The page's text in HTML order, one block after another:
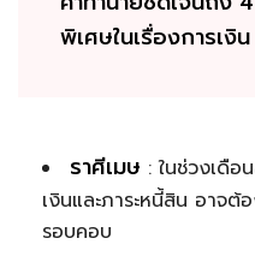
พิเศษในเรื่องการเงิน
ราศีเมษ : ในช่วงเดื
เงินและภาระหนี้สิน อาจ
รอบคอบ